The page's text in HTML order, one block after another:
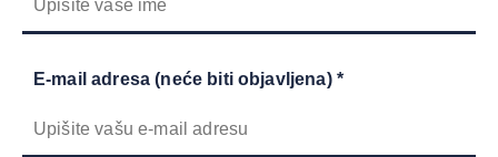
E-mail adresa (neće biti objavljena) *